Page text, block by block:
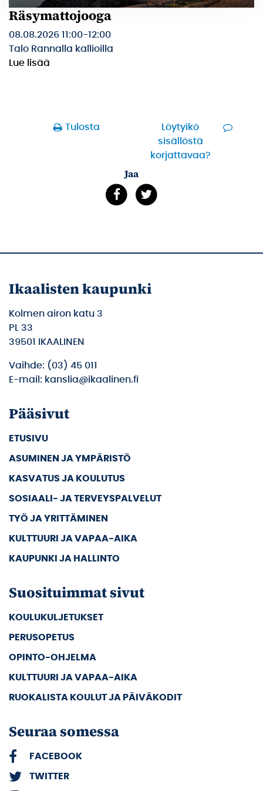
Räsymattojooga
08.08.2026 11:00-12:00
Talo Rannalla kallioilla
Lue lisää
Tulosta
Löytyikö
sisällöstä
korjattavaa?
Jaa
Ikaalisten kaupunki
Kolmen airon katu 3
PL 33
39501 IKAALINEN
Vaihde: (03) 45 011
E-mail: kanslia@ikaalinen.fi
Pääsivut
ETUSIVU
ASUMINEN JA YMPÄRISTÖ
KASVATUS JA KOULUTUS
SOSIAALI- JA TERVEYSPALVELUT
TYÖ JA YRITTÄMINEN
KULTTUURI JA VAPAA-AIKA
KAUPUNKI JA HALLINTO
Suosituimmat sivut
KOULUKULJETUKSET
PERUSOPETUS
OPINTO-OHJELMA
KULTTUURI JA VAPAA-AIKA
RUOKALISTA KOULUT JA PÄIVÄKODIT
Seuraa somessa
FACEBOOK
TWITTER